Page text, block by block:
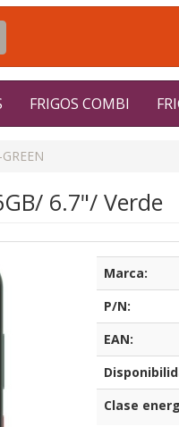
FRIGOS COMBI
6.7"/ Verde
Marca:
P/N:
EAN:
Clase